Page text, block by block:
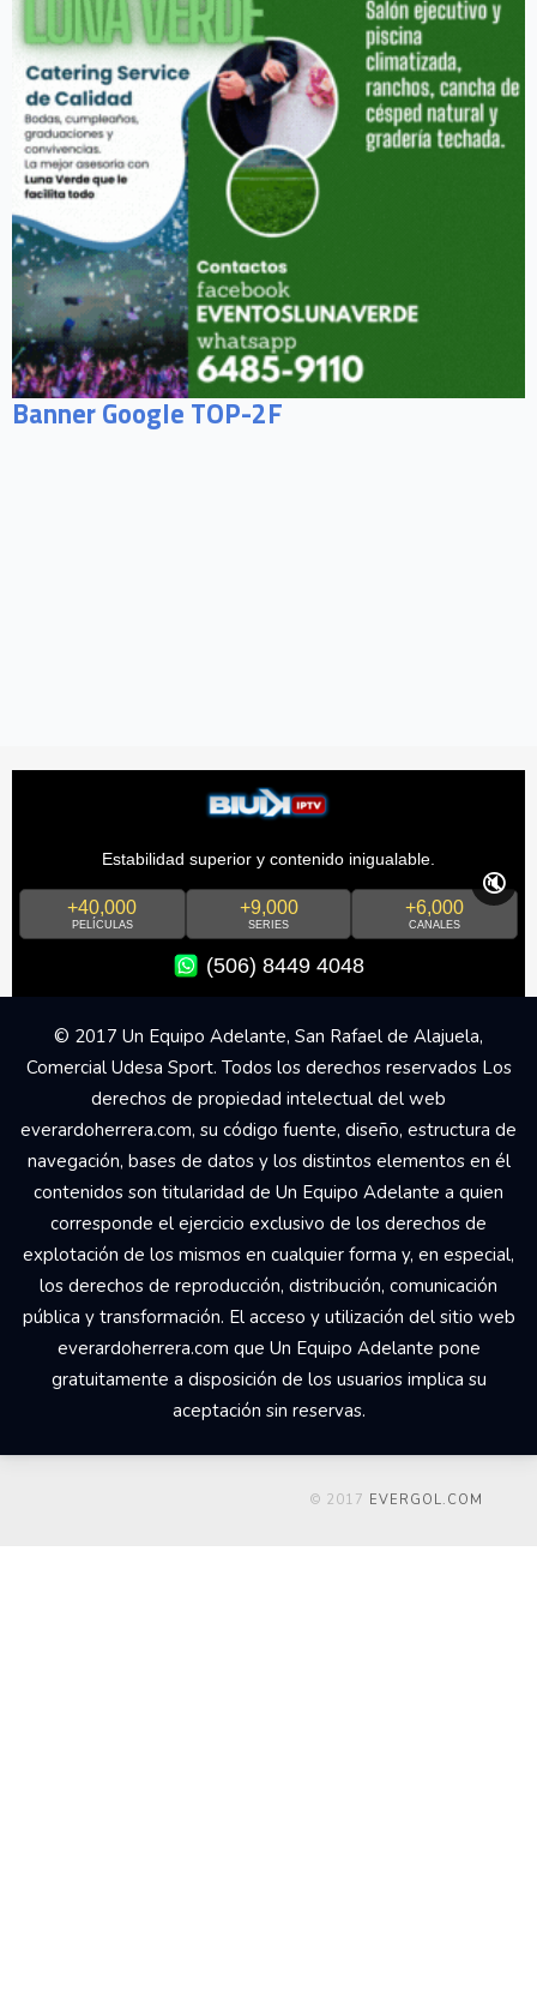
Banner Google TOP-2F
Estabilidad superior y contenido inigualable.
+40,000
PELÍCULAS
+9,000
SERIES
+6,000
CANALES
(506) 8449 4048
🔇
© 2017 Un Equipo Adelante, San Rafael de Alajuela,
Comercial Udesa Sport. Todos los derechos reservados Los
derechos de propiedad intelectual del web
everardoherrera.com, su código fuente, diseño, estructura de
navegación, bases de datos y los distintos elementos en él
contenidos son titularidad de Un Equipo Adelante a quien
corresponde el ejercicio exclusivo de los derechos de
explotación de los mismos en cualquier forma y, en especial,
los derechos de reproducción, distribución, comunicación
pública y transformación. El acceso y utilización del sitio web
everardoherrera.com que Un Equipo Adelante pone
gratuitamente a disposición de los usuarios implica su
aceptación sin reservas.
© 2017 EVERGOL.COM